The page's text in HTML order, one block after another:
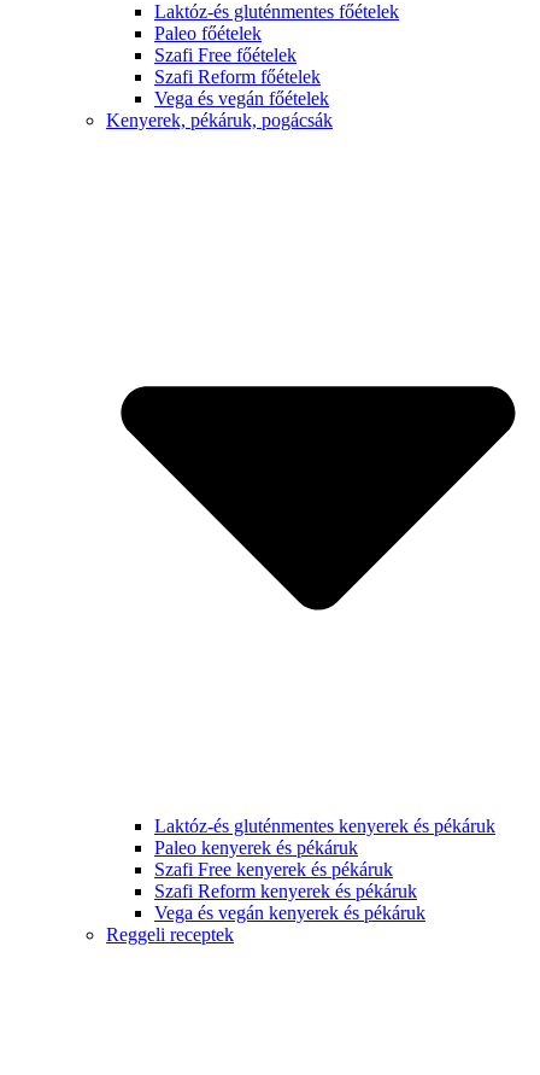
Laktóz-és gluténmentes főételek
Paleo főételek
Szafi Free főételek
Szafi Reform főételek
Vega és vegán főételek
Kenyerek, pékáruk, pogácsák
Laktóz-és gluténmentes kenyerek és pékáruk
Paleo kenyerek és pékáruk
Szafi Free kenyerek és pékáruk
Szafi Reform kenyerek és pékáruk
Vega és vegán kenyerek és pékáruk
Reggeli receptek